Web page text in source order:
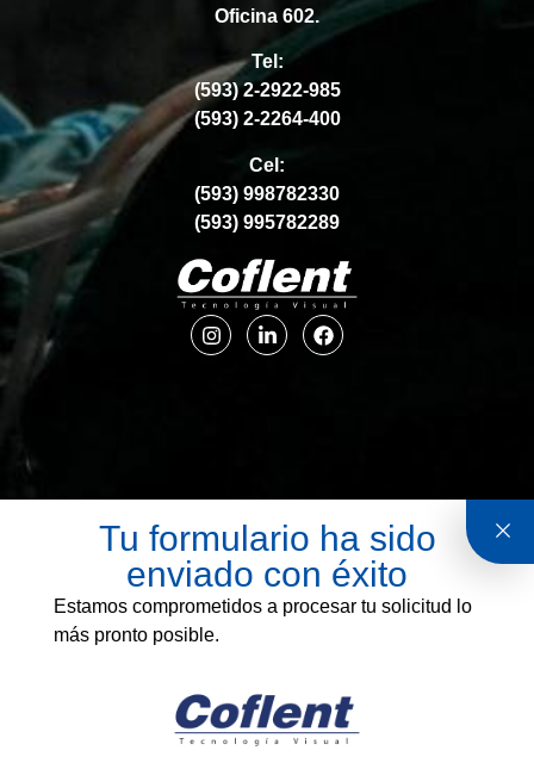
Oficina 602.
Tel:
(593) 2-2922-985
(593) 2-2264-400
Cel:
(593) 998782330
(593) 995782289
Tu formulario ha sido
enviado con éxito
Estamos comprometidos a procesar tu solicitud lo
más pronto posible.